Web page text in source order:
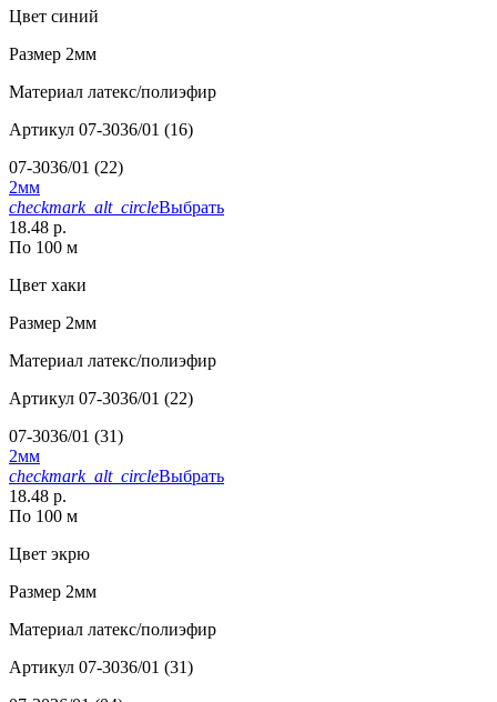
Цвет синий
Размер 2мм
Материал латекс/полиэфир
Артикул 07-3036/01 (16)
07-3036/01 (22)
2мм
checkmark_alt_circleВыбрать
18.48 р.
По 100 м
Цвет хаки
Размер 2мм
Материал латекс/полиэфир
Артикул 07-3036/01 (22)
07-3036/01 (31)
2мм
checkmark_alt_circleВыбрать
18.48 р.
По 100 м
Цвет экрю
Размер 2мм
Материал латекс/полиэфир
Артикул 07-3036/01 (31)